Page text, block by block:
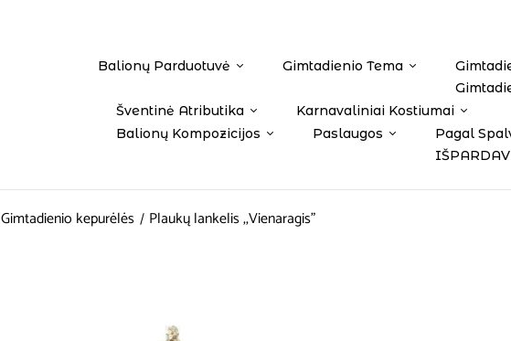
Balionų Parduotuvė Gimtadienio Tema
Šventinė Atributika
Karnavaliniai Kostiumai
Balionų Kompozicijos
Paslaugos
Pagal
Gimtadienio kepurėlės Plaukų lankelis ,,Vienaragis”